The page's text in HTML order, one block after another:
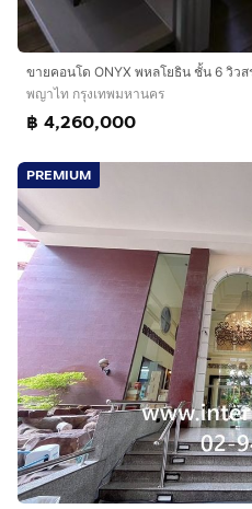
พญาไท กรุงเทพมหานคร
฿ 4,260,000
PREMIUM